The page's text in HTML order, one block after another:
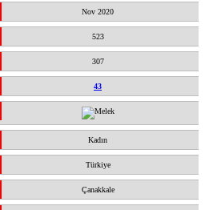
Nov 2020
523
307
43
Kadın
Türkiye
Çanakkale